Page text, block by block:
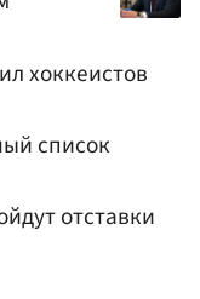
хоккеистов
список
отставки